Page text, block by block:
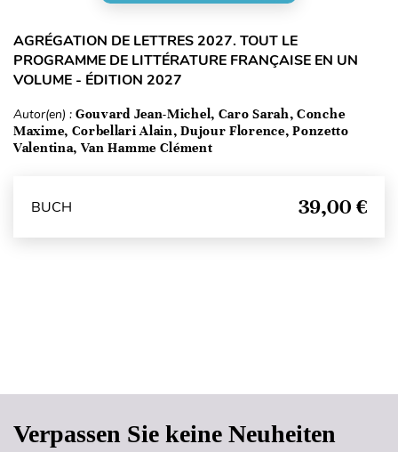
AGRÉGATION DE LETTRES 2027. TOUT LE
PROGRAMME DE LITTÉRATURE FRANÇAISE EN UN
VOLUME - ÉDITION 2027
Autor(en) : Gouvard Jean-Michel, Caro Sarah, Conche
Maxime, Corbellari Alain, Dujour Florence, Ponzetto
Valentina, Van Hamme Clément
BUCH 39,00 €
Verpassen Sie keine Neuheiten